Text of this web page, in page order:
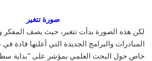
صورة تتغير
لكن هذه الصورة بدأت تتغير، حيث يصف المفكر
المبادرات والبرامج الجديدة التي أعلنها قادة
خاص حول البحث العلمي بمؤشر على “بداية